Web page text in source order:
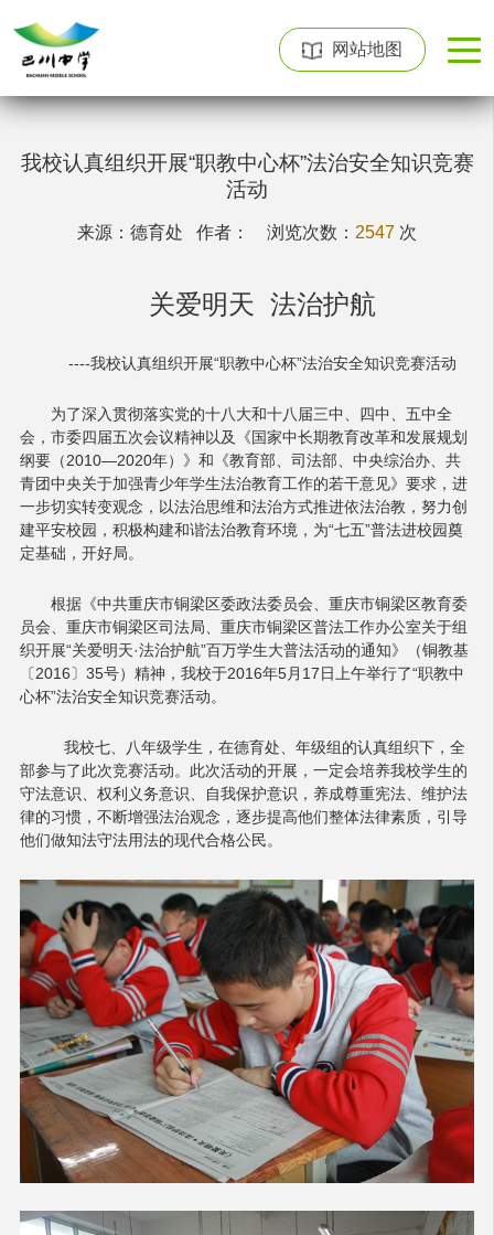
网站地图
我校认真组织开展“职教中心杯”法治安全知识竞赛
活动
来源：德育处 作者： 浏览次数： 2547 次
关爱明天 法治护航
­­­­­­­­­­­­­---­­-我校认真组织开展“职教中心杯”法治安全知识竞赛活动
为了深入贯彻落实党的十八大和十八届三中、四中、五中全
会，市委四届五次会议精神以及《国家中长期教育改革和发展规划
纲要（2010—2020年）》和《教育部、司法部、中央综治办、共
青团中央关于加强青少年学生法治教育工作的若干意见》要求，进
一步切实转变观念，以法治思维和法治方式推进依法治教，努力创
建平安校园，积极构建和谐法治教育环境，为“七五”普法进校园奠
定基础，开好局。
根据《中共重庆市铜梁区委政法委员会、重庆市铜梁区教育委
员会、重庆市铜梁区司法局、重庆市铜梁区普法工作办公室关于组
织开展“关爱明天·法治护航”百万学生大普法活动的通知》（铜教基
〔2016〕35号）精神，我校于2016年5月17日上午举行了“职教中
心杯”法治安全知识竞赛活动。
我校七、八年级学生，在德育处、年级组的认真组织下，全
部参与了此次竞赛活动。此次活动的开展，一定会培养我校学生的
守法意识、权利义务意识、自我保护意识，养成尊重宪法、维护法
律的习惯，不断增强法治观念，逐步提高他们整体法律素质，引导
他们做知法守法用法的现代合格公民。